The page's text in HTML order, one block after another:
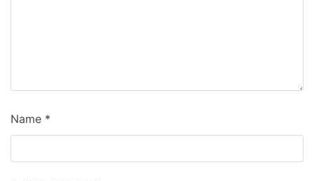
Name *